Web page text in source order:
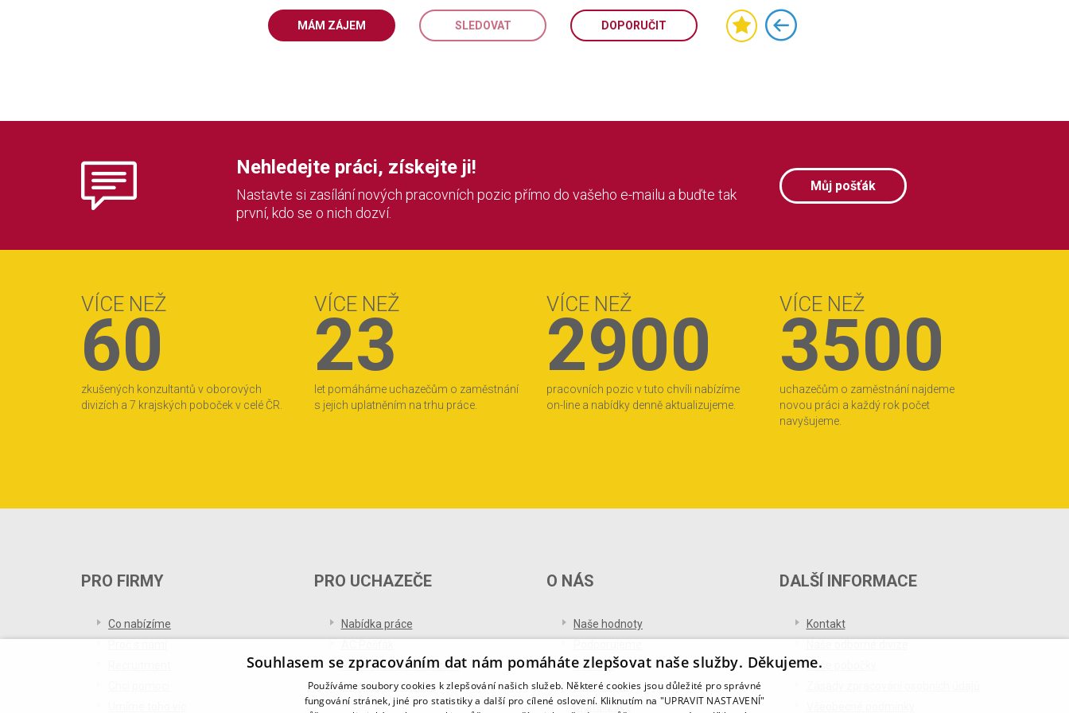
MÁM ZÁJEM SLEDOVAT DOPORUČIT
Nehledejte práci, získejte ji!
Nastavte si zasílání nových pracovních pozic přímo do vašeho e-mailu a buďte tak
první, kdo se o nich dozví.
Můj pošťák
VÍCE NEŽ
60
zkušených konzultantů v oborových
divizích a 7 krajských poboček v celé ČR.
VÍCE NEŽ
23
let pomáháme uchazečům o zaměstnání
s jejich uplatněním na trhu práce.
VÍCE NEŽ
2900
pracovních pozic v tuto chvíli nabízíme
on-line a nabídky denně aktualizujeme.
VÍCE NEŽ
3500
uchazečům o zaměstnání najdeme
novou práci a každý rok počet
navyšujeme.
PRO FIRMY
Co nabízíme
PRO UCHAZEČE
Nabídka práce
Reference od uchazečů
Blog pro uchazeče
O NÁS
Naše hodnoty
Ocenění
Partnerství
Digitalizace
DALŠÍ INFORMACE
Kontakt
Naše pobočky
Souhlasem se zpracováním dat nám pomáháte zlepšovat naše služby. Děkujeme.
Používáme soubory cookies k zlepšování našich služeb. Některé cookies jsou důležité pro správné
fungování stránek, jiné pro statistiky a další pro cílené oslovení. Kliknutím na "UPRAVIT NASTAVENÍ"